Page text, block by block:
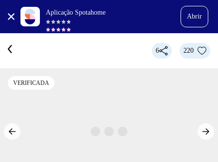
Aplicação Spotahome
Abrir
6 220
VERIFICADA